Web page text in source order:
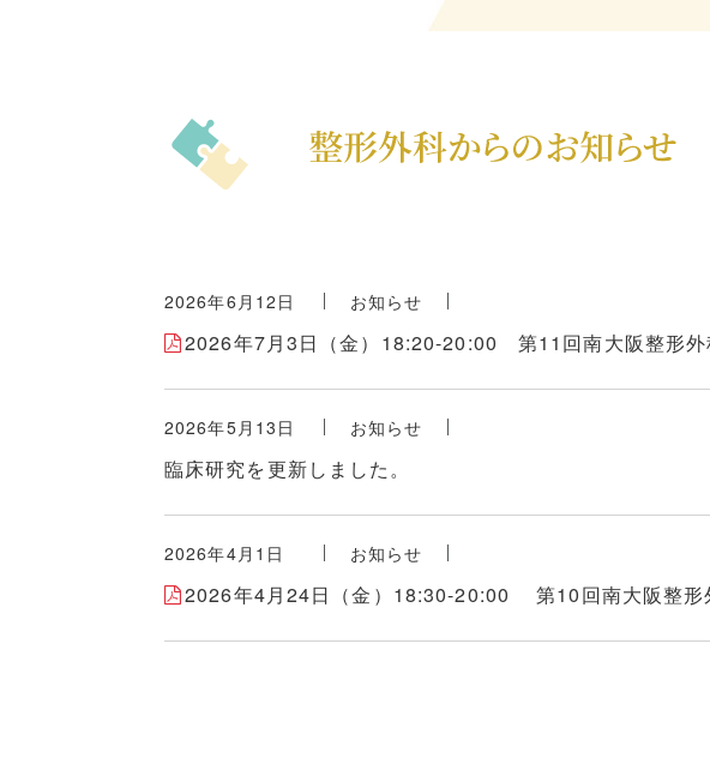
2026年6月12日 お知らせ
2026年7月3日（金）18:20-20:00 第11回南大阪整形外
2026年5月13日 お知らせ
臨床研究を更新しました。
2026年4月1日 お知らせ
2026年4月24日（金）18:30-20:00 第10回南大阪整形